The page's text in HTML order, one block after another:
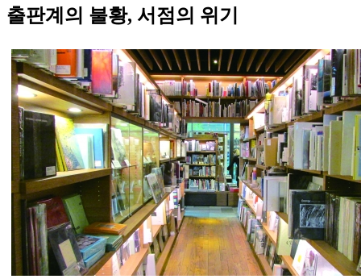
출판계의 불황, 서점의 위기